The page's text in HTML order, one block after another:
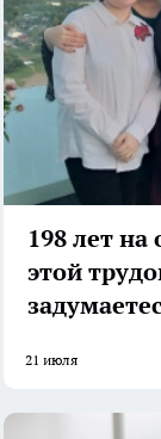
198 лет
этой
21 июля